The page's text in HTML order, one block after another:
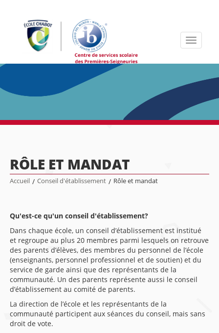
Toggle
RÔLE ET MANDAT
Accueil / Conseil d'établissement / Rôle et mandat
Qu'est-ce qu'un conseil d'établissement?
Dans chaque école, un conseil d’établissement est institué
et regroupe au plus 20 membres parmi lesquels on retrouve
des parents d’élèves, des membres du personnel de l’école
(enseignants, personnel professionnel et de soutien) et du
service de garde ainsi que des représentants de la
communauté. Un des parents représente aussi le conseil
d’établissement au comité de parents.
La direction de l’école et les représentants de la
communauté participent aux séances du conseil, mais sans
droit de vote.